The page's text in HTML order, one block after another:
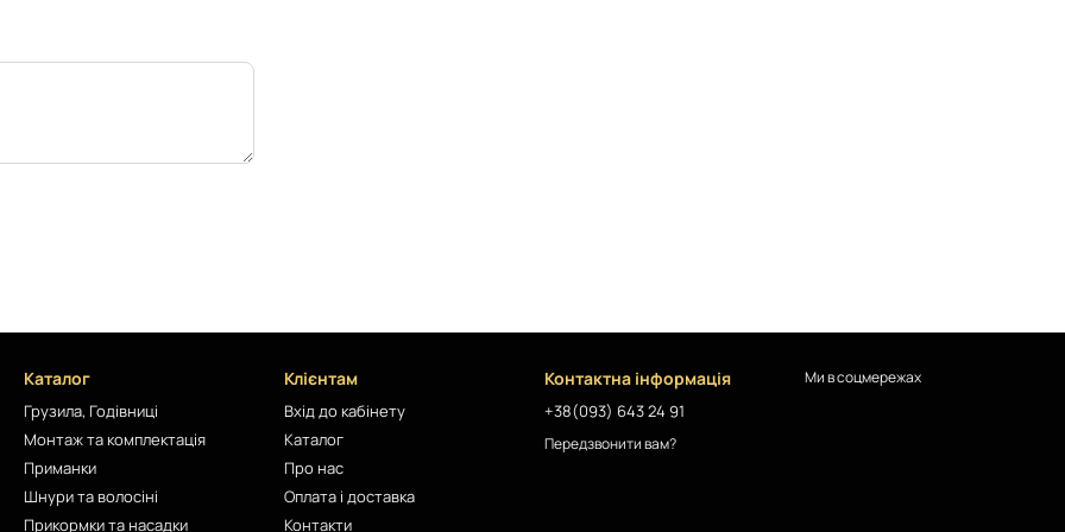
Каталог
Грузила, Годівниці
Монтаж та комплектація
Приманки
Шнури та волосіні
Прикормки та насадки
Клієнтам
Вхід до кабінету
Каталог
Про нас
Оплата і доставка
Контакти
Контактна інформація
+38(093) 643 24 91
Передзвонити вам?
Ми в соцмережах